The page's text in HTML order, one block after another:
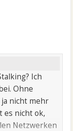
Ich
Ohne
nicht mehr
es nicht ok,
Netzwerken